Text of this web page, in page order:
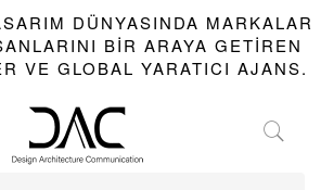
DÜNYASINDA MARKALAR
BIR ARAYA GETIREN
VE GLOBAL YARATICI AJANS.